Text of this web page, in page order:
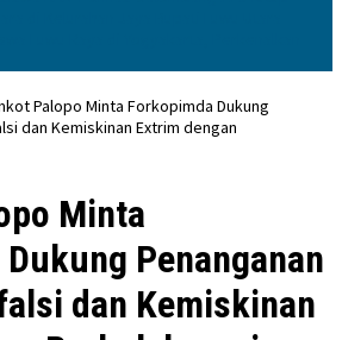
Palopo Minta Forkopimda Dukung
dan Kemiskinan Extrim dengan
Minta
Penanganan
dan Kemiskinan